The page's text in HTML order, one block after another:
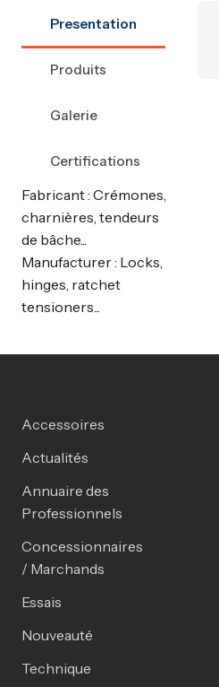
Presentation
Produits
Galerie
Certifications
Fabricant : Crémones,
charnières, tendeurs
de bâche...
Manufacturer : Locks,
hinges, ratchet
tensioners...
Accessoires
Actualités
Annuaire des
Professionnels
Concessionnaires
/ Marchands
Essais
Nouveauté
Technique